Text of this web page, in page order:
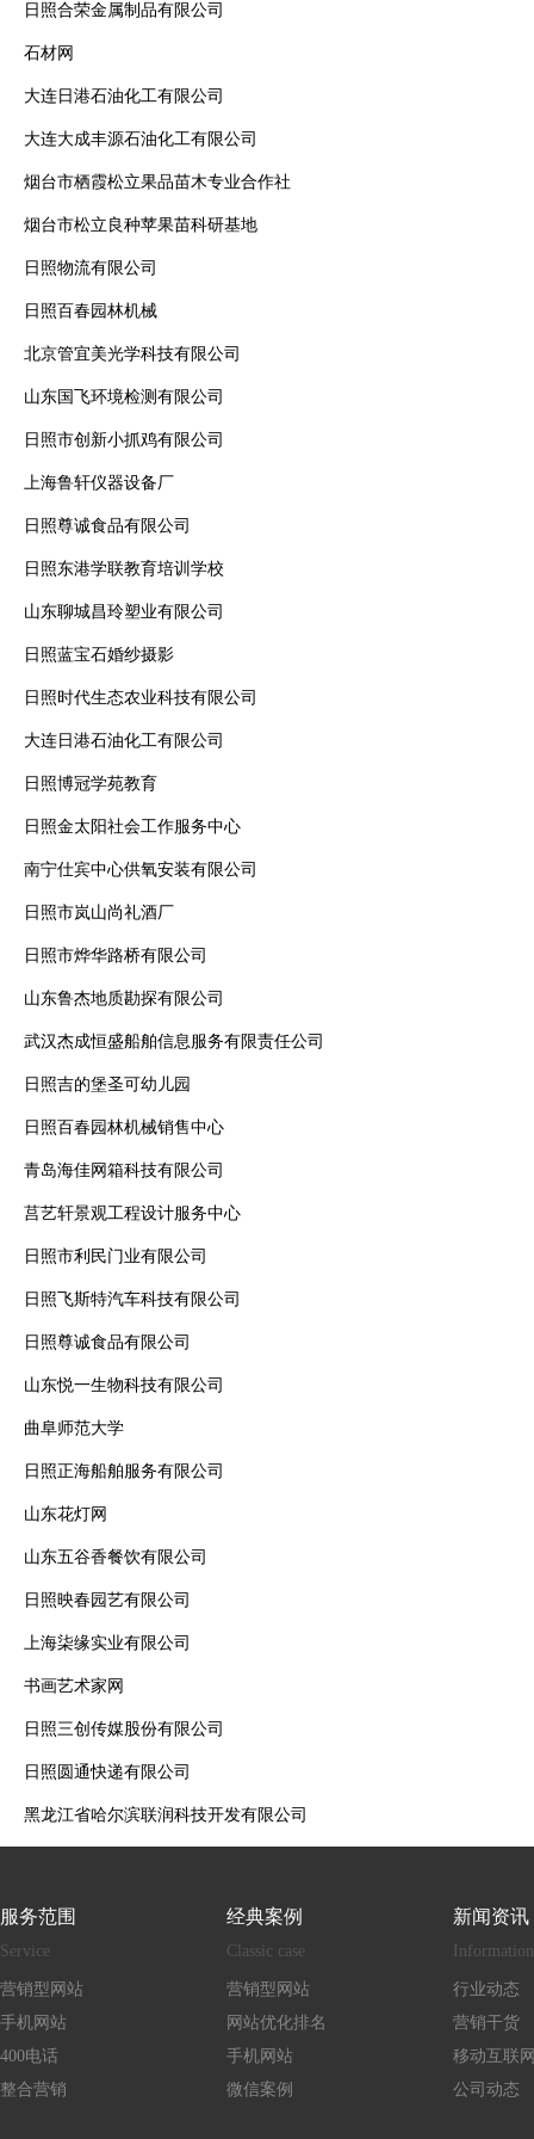
日照合荣金属制品有限公司
石材网
大连日港石油化工有限公司
大连大成丰源石油化工有限公司
烟台市栖霞松立果品苗木专业合作社
烟台市松立良种苹果苗科研基地
日照物流有限公司
日照百春园林机械
北京管宜美光学科技有限公司
山东国飞环境检测有限公司
日照市创新小抓鸡有限公司
上海鲁轩仪器设备厂
日照尊诚食品有限公司
日照东港学联教育培训学校
山东聊城昌玲塑业有限公司
日照蓝宝石婚纱摄影
日照时代生态农业科技有限公司
大连日港石油化工有限公司
日照博冠学苑教育
日照金太阳社会工作服务中心
南宁仕宾中心供氧安装有限公司
日照市岚山尚礼酒厂
日照市烨华路桥有限公司
山东鲁杰地质勘探有限公司
武汉杰成恒盛船舶信息服务有限责任公司
日照吉的堡圣可幼儿园
日照百春园林机械销售中心
青岛海佳网箱科技有限公司
莒艺轩景观工程设计服务中心
日照市利民门业有限公司
日照飞斯特汽车科技有限公司
日照尊诚食品有限公司
山东悦一生物科技有限公司
曲阜师范大学
日照正海船舶服务有限公司
山东花灯网
山东五谷香餐饮有限公司
日照映春园艺有限公司
上海柒缘实业有限公司
书画艺术家网
日照三创传媒股份有限公司
日照圆通快递有限公司
黑龙江省哈尔滨联润科技开发有限公司
服务范围
Service
营销型网站
手机网站
400电话
整合营销
经典案例
Classic case
营销型网站
网站优化排名
手机网站
微信案例
新闻资讯
Information
行业动态
营销干货
移动互联
公司动态